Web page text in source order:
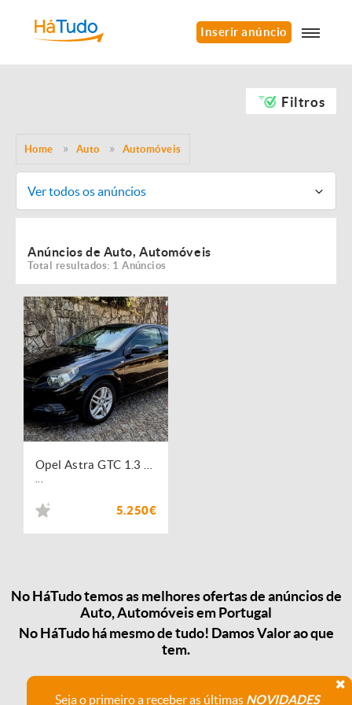
Inserir anúncio
Filtros
Home Auto Automóveis
Ver todos os anúncios
Anúncios de Auto, Automóveis
Total resultados: 1 Anúncios
5.250€
No HáTudo temos as melhores ofertas de anúncios de
Auto, Automóveis em Portugal
No HáTudo há mesmo de tudo! Damos Valor ao que
tem.
Seja o primeiro a receber as últimas NOVIDADES